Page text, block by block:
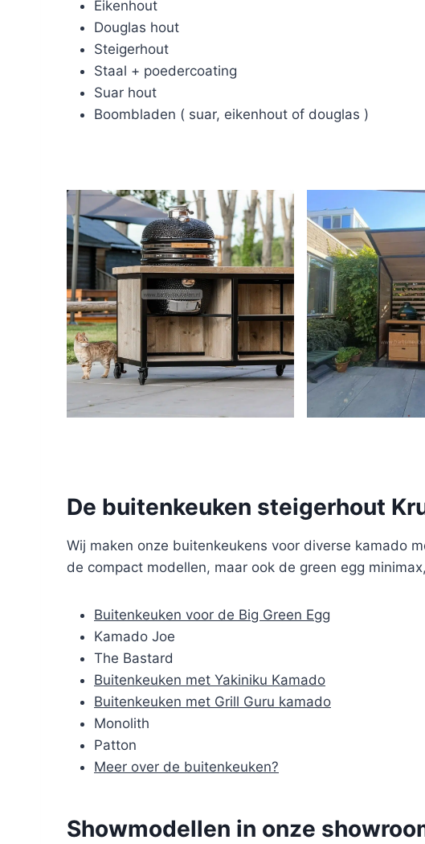
Eikenhout
Douglas hout
Steigerhout
Staal + poedercoating
Suar hout
Boombladen ( suar, eikenhout of douglas )
De buitenkeuken steigerhout
Wij maken onze buitenkeukens voor diverse kamado
de compact modellen, maar ook de green egg
Buitenkeuken voor de Big Green Egg
Kamado Joe
The Bastard
Buitenkeuken met Yakiniku Kamado
Buitenkeuken met Grill Guru kamado
Monolith
Patton
Meer over de buitenkeuken?
Showmodellen in onze